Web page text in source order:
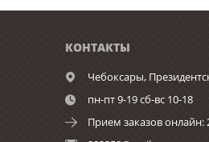
КОНТАКТЫ
Чебоксары,
пн-пт 9-19 сб-вс 10-18
Прием заказов онлайн: